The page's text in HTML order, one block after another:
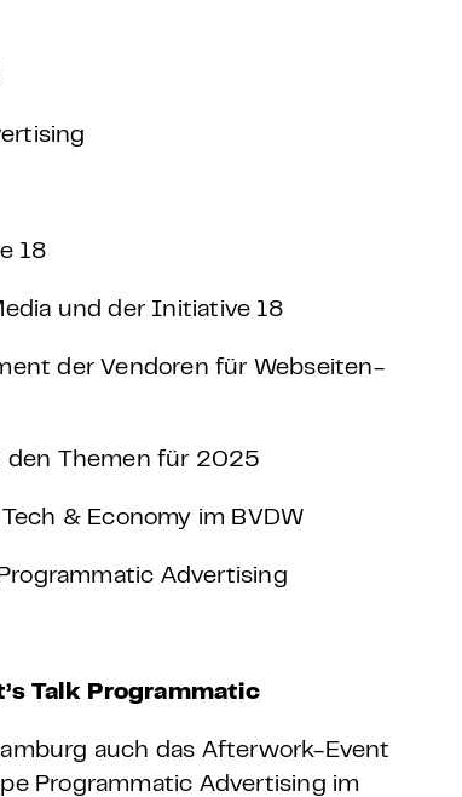
18
und der Initiative 18
der Vendoren für Webseiten-
den Themen für 2025
& Economy im BVDW
Advertising
Talk Programmatic
auch das Afterwork-Event
Programmatic Advertising im